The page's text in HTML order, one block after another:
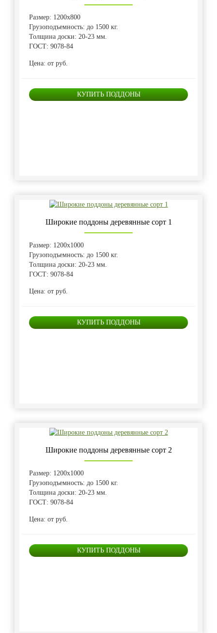
Размер: 1200х800
Грузоподъемность: до 1500 кг.
Толщина доски: 20-23 мм.
ГОСТ: 9078-84
Цена: от руб.
КУПИТЬ ПОДДОНЫ
Широкие поддоны деревянные сорт 1
Размер: 1200х1000
Грузоподъемность: до 1500 кг.
Толщина доски: 20-23 мм.
ГОСТ: 9078-84
Цена: от руб.
КУПИТЬ ПОДДОНЫ
Широкие поддоны деревянные сорт 2
Размер: 1200х1000
Грузоподъемность: до 1500 кг.
Толщина доски: 20-23 мм.
ГОСТ: 9078-84
Цена: от руб.
КУПИТЬ ПОДДОНЫ